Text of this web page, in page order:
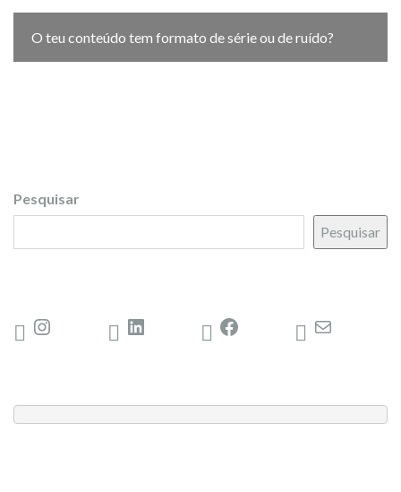
O teu conteúdo tem formato de série ou de ruído?
Pesquisar
Pesquisar